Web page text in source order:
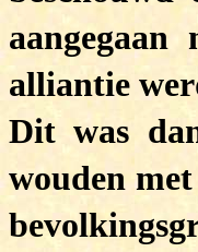
alliantie
Dit was
wouden